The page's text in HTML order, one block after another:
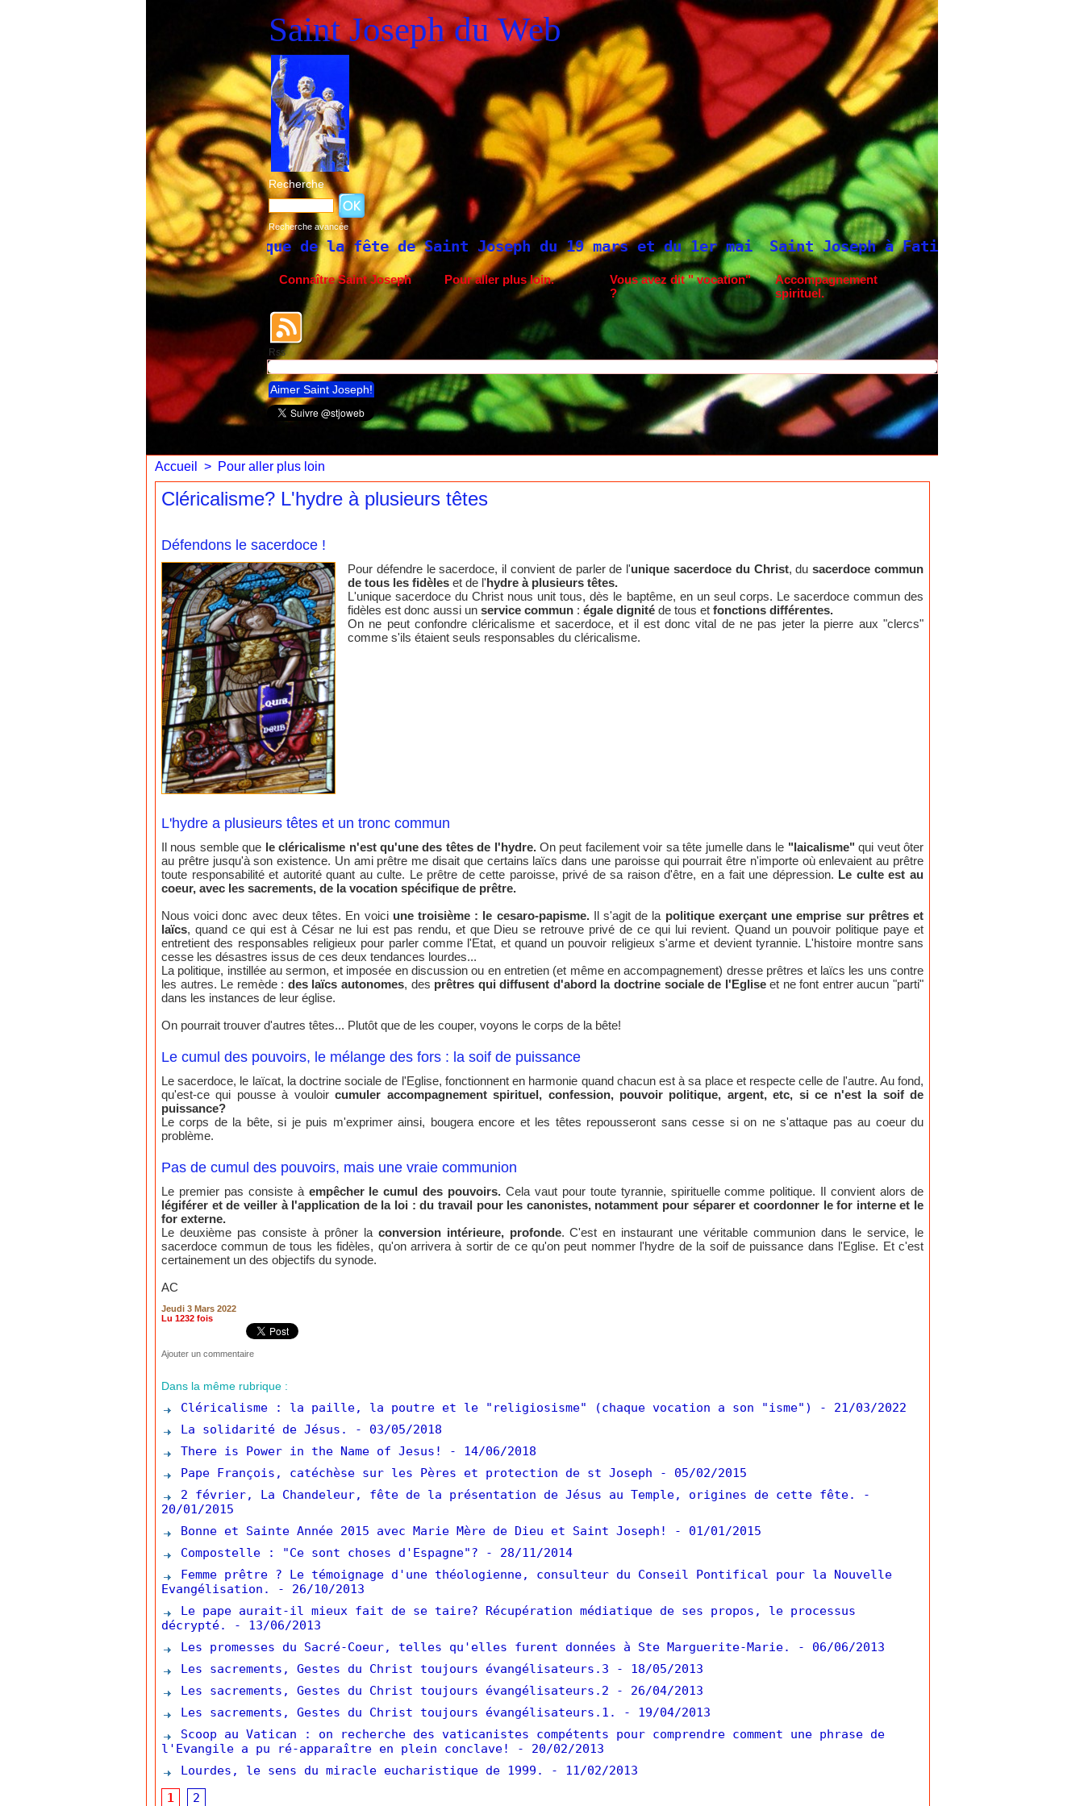
Saint Joseph du Web
Recherche
Recherche avancée
Historique de la fête de Saint Joseph du 19 mars et du 1er mai Saint Joseph à Fatima. Neuvaine à Saint Joseph
Connaître Saint Joseph Pour aller plus loin.
Vous avez dit " vocation"
?
Accompagnement
spirituel.
Rss
Aimer Saint Joseph!
Accueil > Pour aller plus loin
Cléricalisme? L'hydre à plusieurs têtes
Défendons le sacerdoce !
Pour défendre le sacerdoce, il convient de parler de l'unique sacerdoce du Christ, dusacerdoce commun
de tous les fidèles et de l'hydre à plusieurs têtes.
L'unique sacerdoce du Christ nous unit tous, dès le baptême, en un seul corps. Le sacerdoce commun des
fidèles est donc aussi un service commun : égale dignité de tous et fonctions différentes.
On ne peut confondre cléricalisme et sacerdoce, et il est donc vital de ne pas jeter la pierre aux "clercs"
comme s'ils étaient seuls responsables du cléricalisme.
L'hydre a plusieurs têtes et un tronc commun
Il nous semble que le cléricalisme n'est qu'une des têtes de l'hydre.On peut facilement voir sa tête jumelle dans le "laicalisme"qui veut ôter
au prêtre jusqu'à son existence. Un ami prêtre me disait que certains laïcs dans une paroisse qui pourrait être n'importe où enlevaient au prêtre
toute responsabilité et autorité quant au culte. Le prêtre de cette paroisse, privé de sa raison d'être, en a fait une dépression. Le culte est au
coeur, avec les sacrements, de la vocation spécifique de prêtre.
Nous voici donc avec deux têtes. En voici une troisième : le cesaro-papisme.Il s'agit de la politique exerçant une emprise sur prêtres et
laïcs, quand ce qui est à César ne lui est pas rendu, et que Dieu se retrouve privé de ce qui lui revient. Quand un pouvoir politique paye et
entretient des responsables religieux pour parler comme l'Etat, et quand un pouvoir religieux s'arme et devient tyrannie. L'histoire montre sans
cesse les désastres issus de ces deux tendances lourdes...
La politique, instillée au sermon, et imposée en discussion ou en entretien (et même en accompagnement) dresse prêtres et laïcs les uns contre
les autres. Le remède : des laïcs autonomes, des prêtres qui diffusent d'abord la doctrine sociale de l'Egliseet ne font entrer aucun "parti"
dans les instances de leur église.
On pourrait trouver d'autres têtes... Plutôt que de les couper, voyons le corps de la bête!
Le cumul des pouvoirs, le mélange des fors : la soif de puissance
Le sacerdoce, le laïcat, la doctrine sociale de l'Eglise, fonctionnent en harmonie quand chacun est à sa place et respecte celle de l'autre. Au fond,
qu'est-ce qui pousse à vouloircumuler accompagnement spirituel, confession, pouvoir politique, argent, etc, si ce n'est la soif de
puissance?
Le corps de la bête, si je puis m'exprimer ainsi, bougera encore et les têtes repousseront sans cesse si on ne s'attaque pas au coeur du
problème.
Pas de cumul des pouvoirs, mais une vraie communion
Le premier pas consiste àempêcher le cumul des pouvoirs. Cela vaut pour toute tyrannie, spirituelle comme politique. Il convient alors de
légiférer et de veiller à l'application de la loi : du travail pour les canonistes, notamment pour séparer et coordonner le for interne et le
for externe.
Le deuxième pas consiste à prôner la conversion intérieure, profonde. C'est en instaurant une véritable communion dans le service, le
sacerdoce commun de tous les fidèles, qu'on arrivera à sortir de ce qu'on peut nommer l'hydre de la soif de puissance dans l'Eglise. Et c'est
certainement un des objectifs du synode.
AC
Jeudi 3 Mars 2022
Lu 1232 fois
Ajouter un commentaire
Dans la même rubrique :
Cléricalisme : la paille, la poutre et le "religiosisme" (chaque vocation a son "isme")
- 21/03/2022
La solidarité de Jésus.
- 03/05/2018
There is Power in the Name of Jesus!
- 14/06/2018
Pape François, catéchèse sur les Pères et protection de st Joseph
- 05/02/2015
2 février, La Chandeleur, fête de la présentation de Jésus au Temple, origines de cette fête.
-
20/01/2015
Bonne et Sainte Année 2015 avec Marie Mère de Dieu et Saint Joseph!
- 01/01/2015
Compostelle : "Ce sont choses d'Espagne"?
- 28/11/2014
Femme prêtre ? Le témoignage d'une théologienne, consulteur du Conseil Pontifical pour la Nouvelle
Evangélisation.
- 26/10/2013
Le pape aurait-il mieux fait de se taire? Récupération médiatique de ses propos, le processus
décrypté.
- 13/06/2013
Les promesses du Sacré-Coeur, telles qu'elles furent données à Ste Marguerite-Marie.
- 06/06/2013
Les sacrements, Gestes du Christ toujours évangélisateurs.3
- 18/05/2013
Les sacrements, Gestes du Christ toujours évangélisateurs.2
- 26/04/2013
Les sacrements, Gestes du Christ toujours évangélisateurs.1.
- 19/04/2013
Scoop au Vatican : on recherche des vaticanistes compétents pour comprendre comment une phrase de
l'Evangile a pu ré-apparaître en plein conclave!
- 20/02/2013
Lourdes, le sens du miracle eucharistique de 1999.
- 11/02/2013
1
2